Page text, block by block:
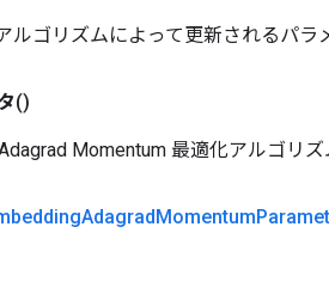
ルゴリズムによって更新されるパラ
()
Momentum 最適化アルゴリズ
AdagradMomentum